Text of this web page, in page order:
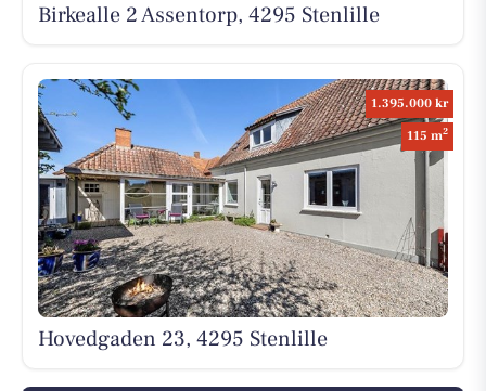
Birkealle 2 Assentorp, 4295 Stenlille
1.395.000 kr
115 m2
Hovedgaden 23, 4295 Stenlille